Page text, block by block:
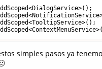
simples pasos ya